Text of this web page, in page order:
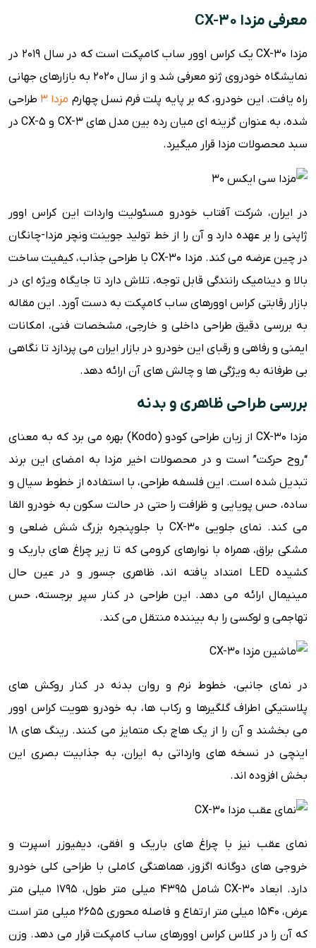
امکانات ایمنی
ویژگی های رفاهی
مزایا و معایب
معرفی مزدا CX-30
مزدا CX-30 یک کراس اوور ساب کامپکت است که در سال ۲۰۱۹ در
نمایشگاه خودروی ژنو معرفی شد و از سال ۲۰۲۰ به بازارهای جهانی
راه یافت. این خودرو، که بر پایه پلت فرم نسل چهارم مزدا ۳
طراحی
شده، به عنوان گزینه ای میان رده بین مدل های CX-3 و CX-5 در
سبد محصولات مزدا قرار میگیرد.
در ایران، شرکت آفتاب خودرو مسئولیت واردات این کراس اوور
ژاپنی را بر عهده دارد و آن را از خط تولید جوینت ونچر مزدا-چانگان
در چین عرضه می کند. مزدا CX-30 با طراحی جذاب، کیفیت ساخت
بالا و دینامیک رانندگی قابل توجه، تلاش دارد تا جایگاه ویژه ای در
بازار رقابتی کراس اوورهای ساب کامپکت به دست آورد. این مقاله
به بررسی دقیق طراحی داخلی و خارجی، مشخصات فنی، امکانات
ایمنی و رفاهی و رقبای این خودرو در بازار ایران می پردازد تا نگاهی
بی طرفانه به ویژگی ها و چالش های آن ارائه دهد.
بررسی طراحی ظاهری و بدنه
مزدا CX-30 از زبان طراحی کودو (Kodo) بهره می برد که به معنای
“روح حرکت” است و در محصولات اخیر مزدا به امضای این برند
تبدیل شده است. این فلسفه طراحی، با استفاده از خطوط سیال و
ساده، حس پویایی و ظرافت را حتی در حالت سکون به خودرو القا
می کند. نمای جلویی CX-30 با جلوپنجره بزرگ شش ضلعی و
مشکی براق، همراه با نوارهای کرومی که تا زیر چراغ های باریک و
کشیده LED امتداد یافته اند، ظاهری جسور و در عین حال
مینیمال ارائه می دهد. این طراحی در کنار سپر برجسته، حس
تهاجمی و لوکسی را به بیننده منتقل می کند.
در نمای جانبی، خطوط نرم و روان بدنه در کنار روکش های
پلاستیکی اطراف گلگیرها و رکاب ها، به خودرو هویت کراس اوور
می بخشند و آن را از یک هاچ بک متمایز می کنند. رینگ های ۱۸
اینچی در نسخه های وارداتی به ایران، به جذابیت بصری این
بخش افزوده اند.
نمای عقب نیز با چراغ های باریک و افقی، دیفیوزر اسپرت و
خروجی های دوگانه اگزوز، هماهنگی کاملی با طراحی کلی خودرو
دارد. ابعاد CX-30 شامل ۴۳۹۵ میلی متر طول، ۱۷۹۵ میلی متر
عرض، ۱۵۴۰ میلی متر ارتفاع و فاصله محوری ۲۶۵۵ میلی متر است
که آن را در کلاس کراس اوورهای ساب کامپکت قرار می دهد. وزن